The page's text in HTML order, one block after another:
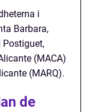
i
Barbara,
Postiguet,
(MACA)
(MARQ).
de